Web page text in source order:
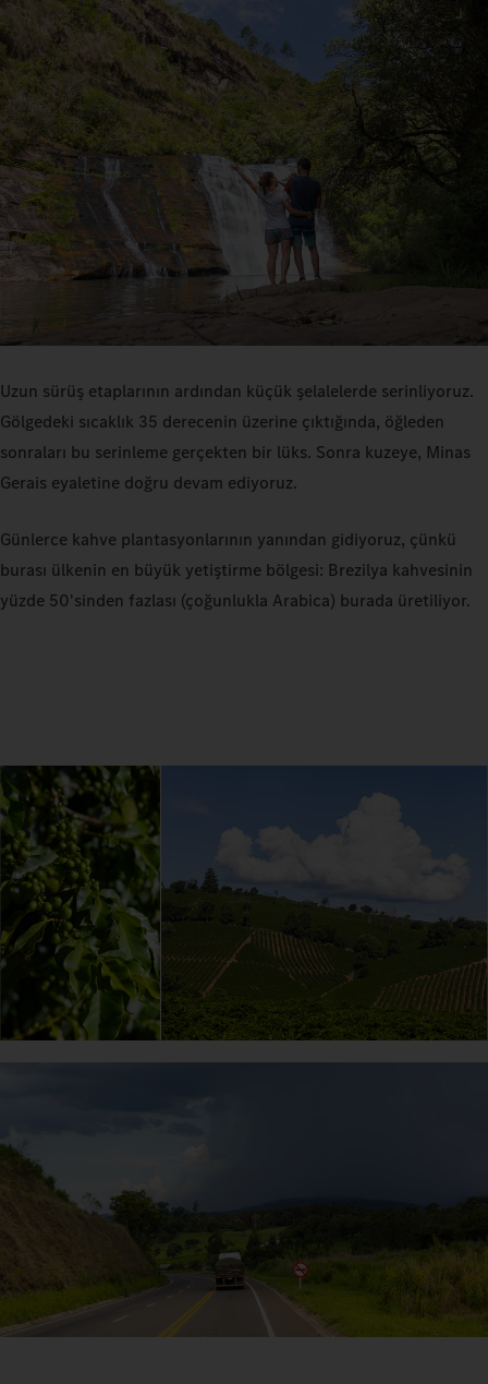
Uzun sürüş etaplarının ardından küçük şelalelerde serinliyoruz.
Gölgedeki sıcaklık 35 derecenin üzerine çıktığında, öğleden
sonraları bu serinleme gerçekten bir lüks. Sonra kuzeye, Minas
Gerais eyaletine doğru devam ediyoruz.
Günlerce kahve plantasyonlarının yanından gidiyoruz, çünkü
burası ülkenin en büyük yetiştirme bölgesi: Brezilya kahvesinin
yüzde 50'sinden fazlası (çoğunlukla Arabica) burada üretiliyor.